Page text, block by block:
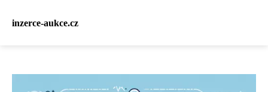
inzerce-aukce.cz